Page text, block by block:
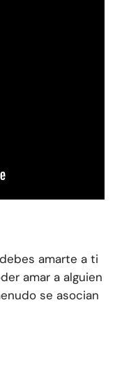
amarte a ti
amar a alguien
se asocian